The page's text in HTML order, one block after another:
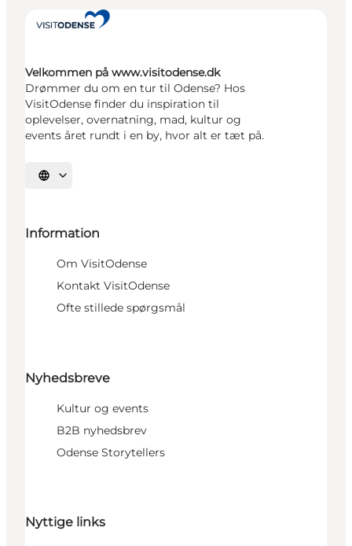
Velkommen på www.visitodense.dk
Drømmer du om en tur til Odense? Hos
VisitOdense finder du inspiration til
oplevelser, overnatning, mad, kultur og
events året rundt i en by, hvor alt er tæt på.
Vælg sprog
Information
Om VisitOdense
Kontakt VisitOdense
Ofte stillede spørgsmål
Nyhedsbreve
Kultur og events
B2B nyhedsbrev
Odense Storytellers
Nyttige links